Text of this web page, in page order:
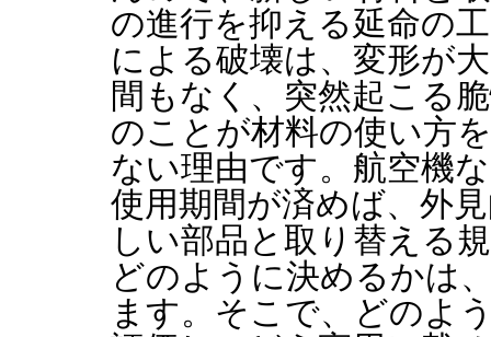
の進行を抑える延命の
による破壊は、変形が
間もなく、突然起こる
のことが材料の使い方
ない理由です。航空機
使用期間が済めば、外
しい部品と取り替える
どのように決めるかは
ます。そこで、どのよ